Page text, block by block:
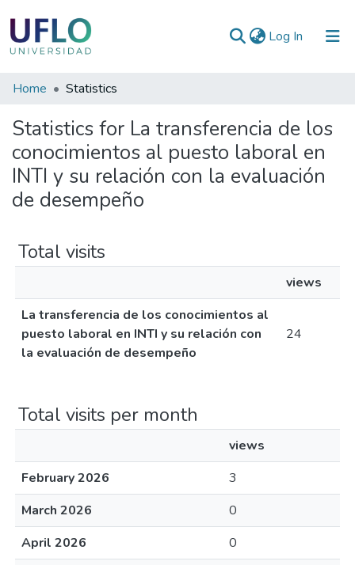
Log In (current)
Communities
Collections
All of RIUFLO
Home Statistics
Statistics for La transferencia de los
conocimientos al puesto laboral en
INTI y su relación con la evaluación
de desempeño
Total visits
views
La transferencia de los conocimientos al
puesto laboral en INTI y su relación con
la evaluación de desempeño
24
Total visits per month
views
February 2026
3
March 2026
0
April 2026
0